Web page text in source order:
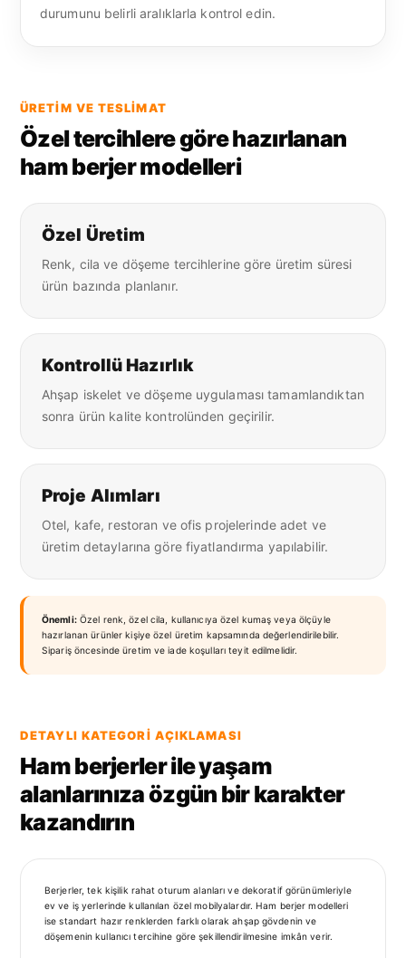
durumunu belirli aralıklarla kontrol edin.
ÜRETIM VE TESLIMAT
Özel tercihlere göre hazırlanan
ham berjer modelleri
Özel Üretim
Renk, cila ve döşeme tercihlerine göre üretim süresi
ürün bazında planlanır.
Kontrollü Hazırlık
Ahşap iskelet ve döşeme uygulaması tamamlandıktan
sonra ürün kalite kontrolünden geçirilir.
Proje Alımları
Otel, kafe, restoran ve ofis projelerinde adet ve
üretim detaylarına göre fiyatlandırma yapılabilir.
Önemli:Özel renk, özel cila, kullanıcıya özel kumaş veya ölçüyle
hazırlanan ürünler kişiye özel üretim kapsamında değerlendirilebilir.
Sipariş öncesinde üretim ve iade koşulları teyit edilmelidir.
DETAYLI KATEGORI AÇIKLAMASI
Ham berjerler ile yaşam
alanlarınıza özgün bir karakter
kazandırın
Berjerler, tek kişilik rahat oturum alanları ve dekoratif görünümleriyle
ev ve iş yerlerinde kullanılan özel mobilyalardır. Ham berjer modelleri
ise standart hazır renklerden farklı olarak ahşap gövdenin ve
döşemenin kullanıcı tercihine göre şekillendirilmesine imkân verir.